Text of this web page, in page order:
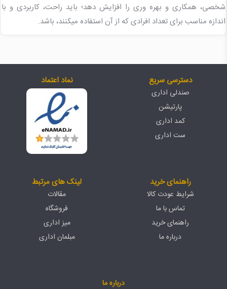
شخصی، همکاری و بهره وری را افزایش دهد؛ باید راحت، کاربردی و با
اندازه مناسب برای تعداد افرادی که از آن استفاده میکنند، باشد.
نماد اعتماد دسترسی سریع
صندلی اداری
پارتیشن
کمد اداری
ست اداری
لینک های مرتبط
مقالات
فروشگاه
میز اداری
مبلمان اداری
راهنمای خرید
شرایط عودت کالا
تماس با ما
راهنمای خرید
درباره ما
درباره ما